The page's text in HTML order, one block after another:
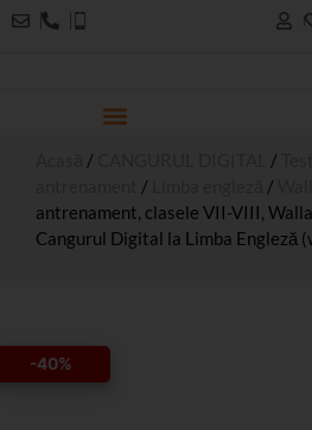
/ /
/ /
antrenament, clasele VII-VIII,
Cangurul Digital la Limba Engleză
-40%